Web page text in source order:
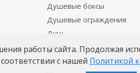
Душевые боксы
Душевые ограждения
Душ
Ванны
Смесители
работы сайта. Продолжая
соответствии с нашей Политикой